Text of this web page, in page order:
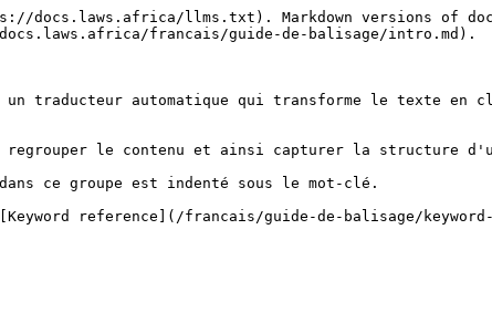
docs.laws.africa/llms.txt). Markdown versions of
francais/guide-de-balisage/intro.md).
traducteur automatique qui transforme le texte
le contenu et ainsi capturer la structure
ce groupe est indenté sous le mot-clé.
reference](/francais/guide-de-balisage/keyword-